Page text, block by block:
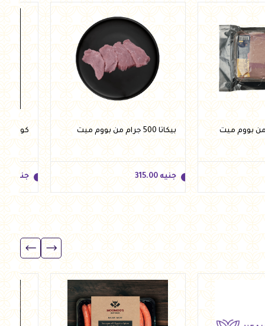
أضف للسلة أضف للسلة
بيكاتا 500 جرام من بووم ميت
جنيه 315.00
جنيه 315.00
أضف للسلة
كولاته 500 جرام من بووم ميت
جنيه
جنيه